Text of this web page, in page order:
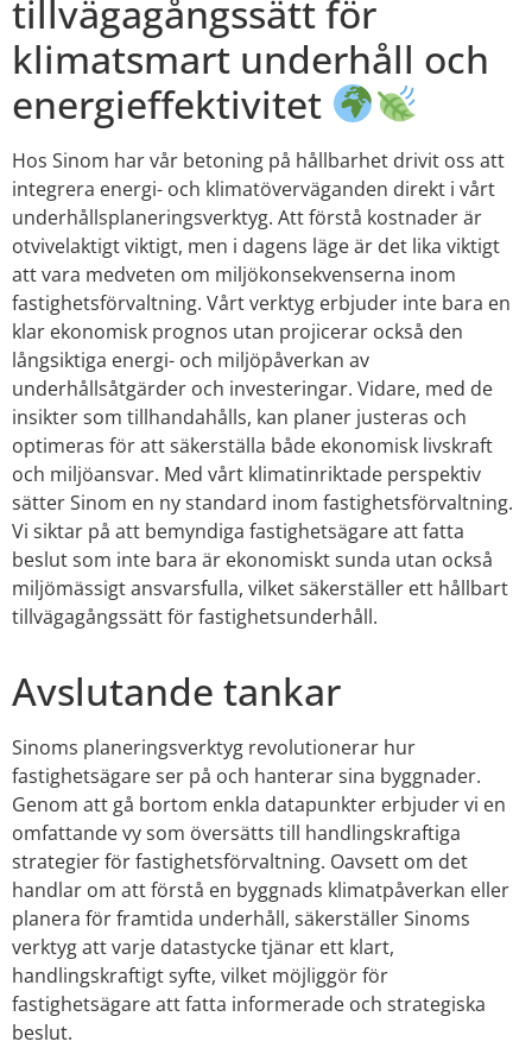
tillvägagångssätt för
klimatsmart underhåll och
energieffektivitet
Hos Sinom har vår betoning på hållbarhet drivit oss att
integrera energi- och klimatöverväganden direkt i vårt
underhållsplaneringsverktyg. Att förstå kostnader är
otvivelaktigt viktigt, men i dagens läge är det lika viktigt
att vara medveten om miljökonsekvenserna inom
fastighetsförvaltning. Vårt verktyg erbjuder inte bara en
klar ekonomisk prognos utan projicerar också den
långsiktiga energi- och miljöpåverkan av
underhållsåtgärder och investeringar. Vidare, med de
insikter som tillhandahålls, kan planer justeras och
optimeras för att säkerställa både ekonomisk livskraft
och miljöansvar. Med vårt klimatinriktade perspektiv
sätter Sinom en ny standard inom fastighetsförvaltning.
Vi siktar på att bemyndiga fastighetsägare att fatta
beslut som inte bara är ekonomiskt sunda utan också
miljömässigt ansvarsfulla, vilket säkerställer ett hållbart
tillvägagångssätt för fastighetsunderhåll.
Avslutande tankar
Sinoms planeringsverktyg revolutionerar hur
fastighetsägare ser på och hanterar sina byggnader.
Genom att gå bortom enkla datapunkter erbjuder vi en
omfattande vy som översätts till handlingskraftiga
strategier för fastighetsförvaltning. Oavsett om det
handlar om att förstå en byggnads klimatpåverkan eller
planera för framtida underhåll, säkerställer Sinoms
verktyg att varje datastycke tjänar ett klart,
handlingskraftigt syfte, vilket möjliggör för
fastighetsägare att fatta informerade och strategiska
beslut.